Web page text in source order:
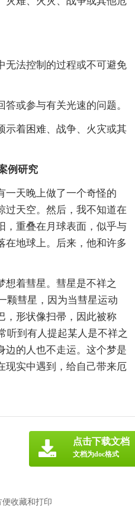
无法控制的过程或不可避免
或参与有关光速的问题。
示着困难、战争、火灾或其
例研究
一天晚上做了一个奇怪的
过天空。然后，我不知道在
，重叠在月球表面，似乎与
在地球上。后来，他和许多
想着彗星。彗星是不祥之
颗彗星，因为当彗星运动
，形状像扫帚，因此被称
听到有人提起某人是不祥之
边的人也不走运。这个梦是
现实中遇到，给自己带来厄
收藏和打印
点击下载文档
文档为doc格式